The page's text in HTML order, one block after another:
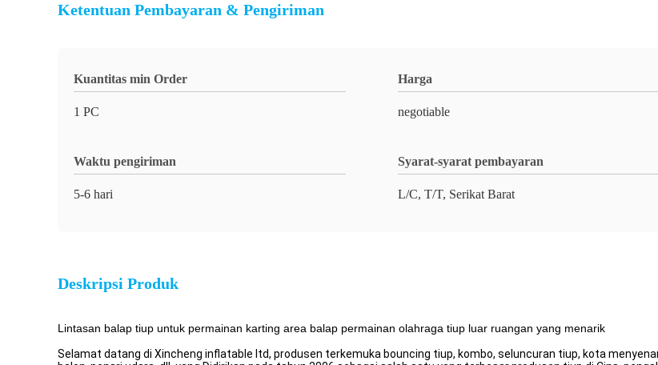
Ketentuan Pembayaran & Pengiriman
Kuantitas min Order
1 PC
Harga
negotiable
Waktu pengiriman
5-6 hari
Syarat-syarat pembayaran
L/C, T/T, Serikat Barat
Deskripsi Produk
Lintasan balap tiup untuk permainan karting area balap permainan olahraga tiup luar ruangan yang menarik
Selamat datang di Xincheng inflatable ltd, produsen terkemuka bouncing tiup, kombo, seluncuran tiup, kota